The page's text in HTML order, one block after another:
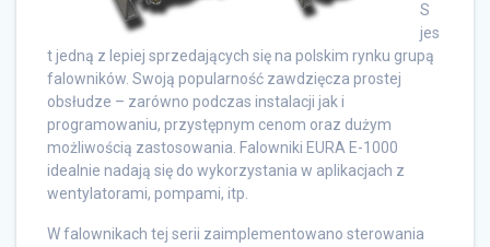
S
jes
t jedną z lepiej sprzedających się na polskim rynku grupą
falowników. Swoją popularność zawdzięcza prostej
obsłudze – zarówno podczas instalacji jak i
programowaniu, przystępnym cenom oraz dużym
możliwością zastosowania. Falowniki EURA E-1000
idealnie nadają się do wykorzystania w aplikacjach z
wentylatorami, pompami, itp.
W falownikach tej serii zaimplementowano sterowania